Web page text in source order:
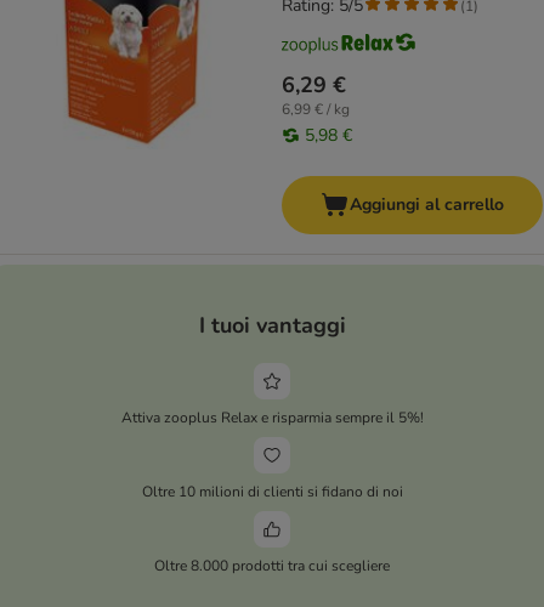
6,29 €
6,99 € / kg
5,98 €
Rating: 5/5 (1)
Aggiungi al carrello
I tuoi vantaggi
Attiva zooplus Relax e risparmia sempre il 5%!
Oltre 10 milioni di clienti si fidano di noi
Oltre 8.000 prodotti tra cui scegliere